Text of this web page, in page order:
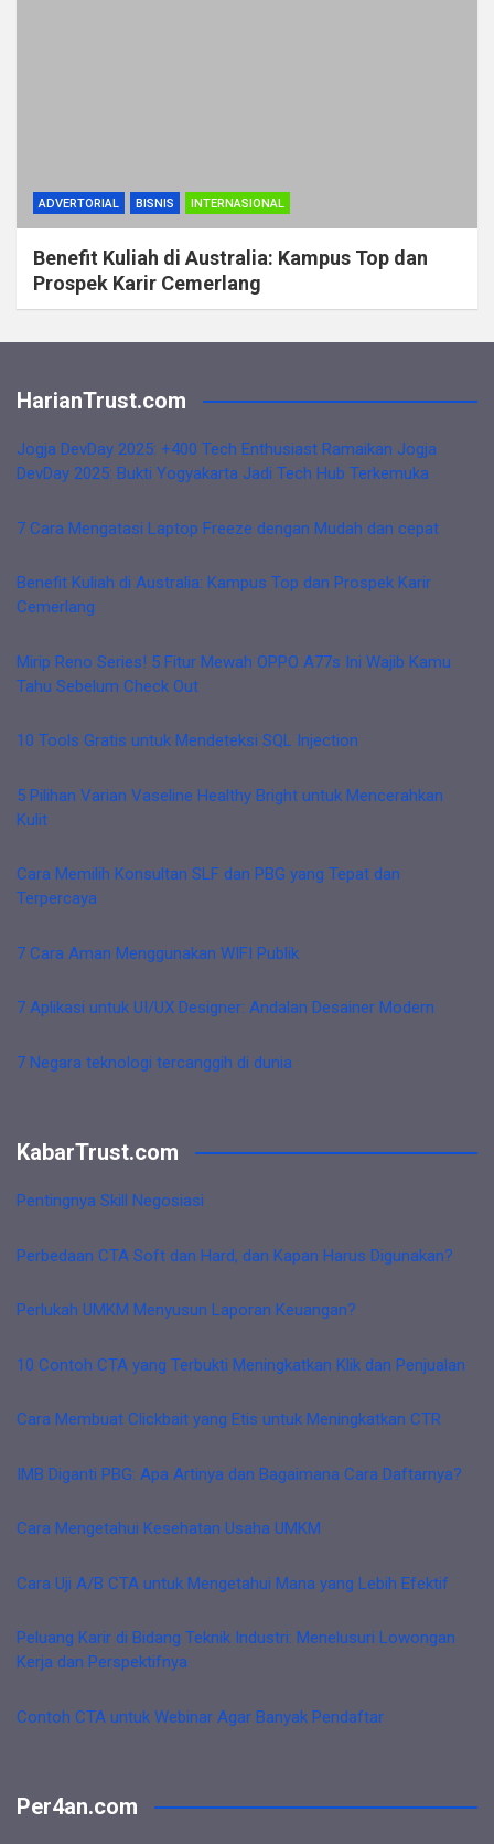
ADVERTORIAL BISNIS INTERNASIONAL
Benefit Kuliah di Australia: Kampus Top dan
Prospek Karir Cemerlang
HarianTrust.com
Jogja DevDay 2025: +400 Tech Enthusiast Ramaikan Jogja
DevDay 2025: Bukti Yogyakarta Jadi Tech Hub Terkemuka
7 Cara Mengatasi Laptop Freeze dengan Mudah dan cepat
Benefit Kuliah di Australia: Kampus Top dan Prospek Karir
Cemerlang
Mirip Reno Series! 5 Fitur Mewah OPPO A77s Ini Wajib Kamu
Tahu Sebelum Check Out
10 Tools Gratis untuk Mendeteksi SQL Injection
5 Pilihan Varian Vaseline Healthy Bright untuk Mencerahkan
Kulit
Cara Memilih Konsultan SLF dan PBG yang Tepat dan
Terpercaya
7 Cara Aman Menggunakan WIFI Publik
7 Aplikasi untuk UI/UX Designer: Andalan Desainer Modern
7 Negara teknologi tercanggih di dunia
KabarTrust.com
Pentingnya Skill Negosiasi
Perbedaan CTA Soft dan Hard, dan Kapan Harus Digunakan?
Perlukah UMKM Menyusun Laporan Keuangan?
10 Contoh CTA yang Terbukti Meningkatkan Klik dan Penjualan
Cara Membuat Clickbait yang Etis untuk Meningkatkan CTR
IMB Diganti PBG: Apa Artinya dan Bagaimana Cara Daftarnya?
Cara Mengetahui Kesehatan Usaha UMKM
Cara Uji A/B CTA untuk Mengetahui Mana yang Lebih Efektif
Peluang Karir di Bidang Teknik Industri: Menelusuri Lowongan
Kerja dan Perspektifnya
Contoh CTA untuk Webinar Agar Banyak Pendaftar
Per4an.com